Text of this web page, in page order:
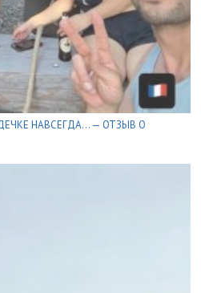
НАВСЕГДА… — ОТЗЫВ О